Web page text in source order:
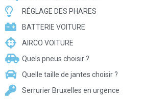
RÉGLAGE DES PHARES
BATTERIE VOITURE
AIRCO VOITURE
Quels pneus choisir ?
Quelle taille de jantes choisir ?
Serrurier Bruxelles en urgence